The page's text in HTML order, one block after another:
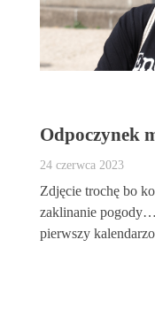
Odpoczynek
24 czerwca 2023
Zdjęcie trochę bo
zaklinanie
pierwszy